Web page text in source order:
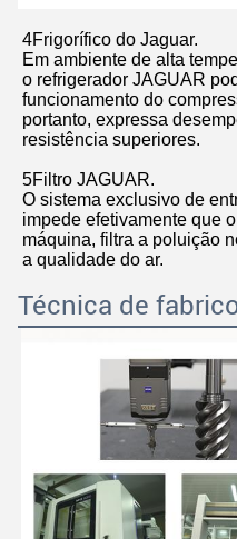
4Frigorífico do Jaguar.
Em ambiente de alta
o refrigerador JAGUAR
funcionamento do
portanto, expressa
resistência superiores.
5Filtro JAGUAR.
O sistema exclusivo de
impede efetivamente que
máquina, filtra a poluição
a qualidade do ar.
Técnica de